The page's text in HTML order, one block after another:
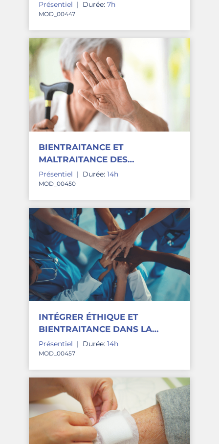
ÉTABLISSEMENT DE SANTÉ
Présentiel | Durée: 7h
MOD_00447
BIENTRAITANCE ET
MALTRAITANCE DES
PERSONNES ÂGÉES
Présentiel | Durée: 14h
MOD_00450
INTÉGRER ÉTHIQUE ET
BIENTRAITANCE DANS LA
PRATIQUE SOIGNANTE
Présentiel | Durée: 14h
MOD_00457